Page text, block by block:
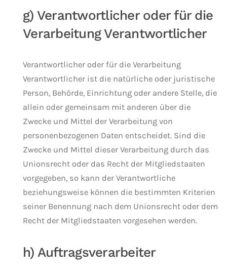
g) Verantwortlicher oder für die
Verarbeitung Verantwortlicher
Verantwortlicher oder für die Verarbeitung
Verantwortlicher ist die natürliche oder juristische
Person, Behörde, Einrichtung oder andere Stelle, die
allein oder gemeinsam mit anderen über die
Zwecke und Mittel der Verarbeitung von
personenbezogenen Daten entscheidet. Sind die
Zwecke und Mittel dieser Verarbeitung durch das
Unionsrecht oder das Recht der Mitgliedstaaten
vorgegeben, so kann der Verantwortliche
beziehungsweise können die bestimmten Kriterien
seiner Benennung nach dem Unionsrecht oder dem
Recht der Mitgliedstaaten vorgesehen werden.
h) Auftragsverarbeiter